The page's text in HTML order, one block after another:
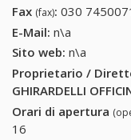
Fax (fax): 030
E-Mail: n\a
Sito web: n\a
Proprietario /
GHIRARDELLI
Orari di apertura
16